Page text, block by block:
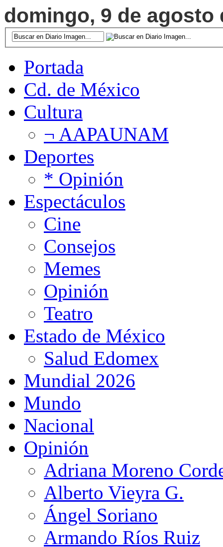
domingo, 9 de agosto
Portada
Cd. de México
Cultura
¬ AAPAUNAM
Deportes
* Opinión
Espectáculos
Cine
Consejos
Memes
Opinión
Teatro
Estado de México
Salud Edomex
Mundial 2026
Mundo
Nacional
Opinión
Adriana Moreno
Alberto Vieyra G.
Ángel Soriano
Armando Ríos Ruiz